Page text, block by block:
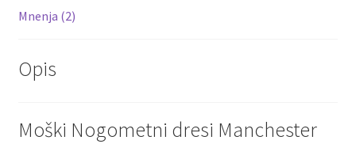
Mnenja (2)
Opis
Moški Nogometni dresi Manchester